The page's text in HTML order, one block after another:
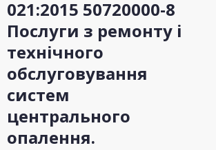
021:2015 50720000-8
Послуги з ремонту і
технічного
обслуговування
систем
центрального
опалення.